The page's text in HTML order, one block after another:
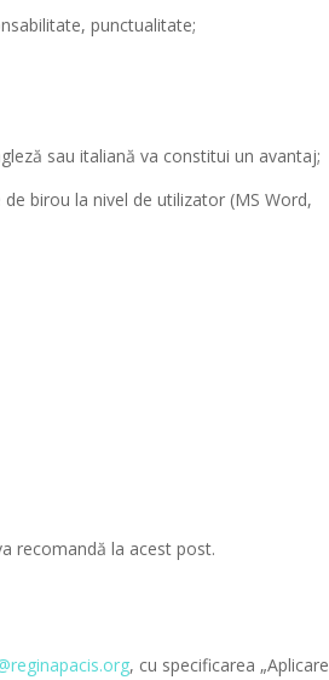
punctualitate;
sau italiană va constitui un avantaj;
birou la nivel de utilizator (MS Word,
recomandă la acest post.
, cu specificarea „Aplicare